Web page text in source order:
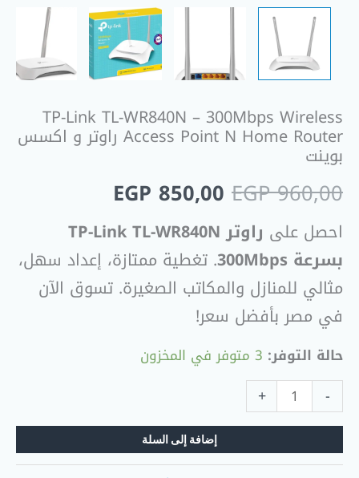
TP-Link TL-WR840N – 300Mbps Wireless
Access Point N Home Router راوتر و اكسس
بوينت
EGP960,00
EGP 850,00
احصل على
راوتر TP-Link TL-WR840N
بسرعة 300Mbps
. تغطية ممتازة، إعداد سهل،
مثالي للمنازل والمكاتب الصغيرة. تسوق الآن
في مصر بأفضل سعر!
حالة التوفر: 3 متوفر في المخزون
-
اكسس
بوينت
+
إضافة إلى السلة